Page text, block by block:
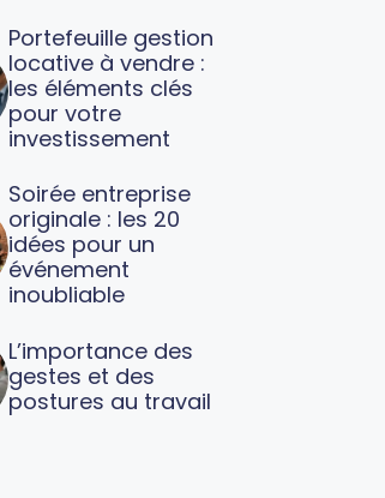
Portefeuille gestion
locative à vendre :
les éléments clés
pour votre
investissement
Soirée entreprise
originale : les 20
idées pour un
événement
inoubliable
L’importance des
gestes et des
postures au travail